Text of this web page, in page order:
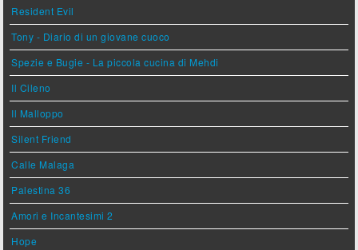
Resident Evil
Tony - Diario di un giovane cuoco
Spezie e Bugie - La piccola cucina di Mehdi
Il Cileno
Il Malloppo
Silent Friend
Calle Malaga
Palestina 36
Amori e Incantesimi 2
Hope